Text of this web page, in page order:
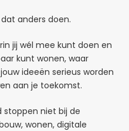
anders doen.
jij wél mee kunt doen en
kunt wonen, waar
ideeën serieus worden
aan je toekomst.
stoppen niet bij de
wonen, digitale